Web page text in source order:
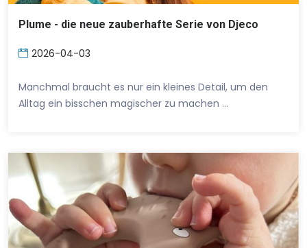
Plume - die neue zauberhafte Serie von Djeco
2026-04-03
Manchmal braucht es nur ein kleines Detail, um den
Alltag ein bisschen magischer zu machen …